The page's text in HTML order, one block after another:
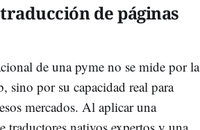
de páginas
de una pyme no se mide por la
sino por su capacidad real para
mercados. Al aplicar una